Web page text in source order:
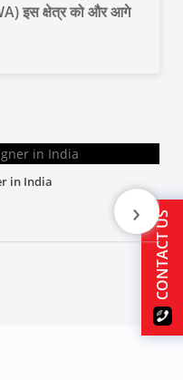
इस क्षेत्र को और आगे
in India
› CONTACT US